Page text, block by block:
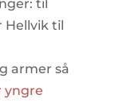
til
Hellvik til
armer så
yngre